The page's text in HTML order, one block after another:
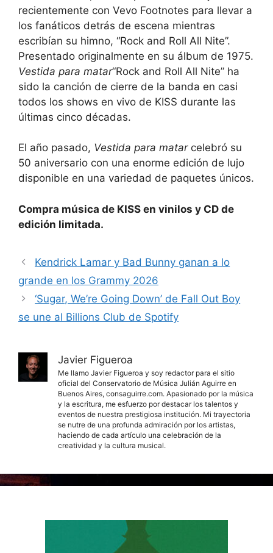
recientemente con Vevo Footnotes para llevar a
los fanáticos detrás de escena mientras
escribían su himno, “Rock and Roll All Nite”.
Presentado originalmente en su álbum de 1975.
Vestida para matar“Rock and Roll All Nite” ha
sido la canción de cierre de la banda en casi
todos los shows en vivo de KISS durante las
últimas cinco décadas.
El año pasado, Vestida para matarcelebró su
50 aniversario con una enorme edición de lujo
disponible en una variedad de paquetes únicos.
Compra música de KISS en vinilos y CD de
edición limitada.
Kendrick Lamar y Bad Bunny ganan a lo
grande en los Grammy 2026
‘Sugar, We’re Going Down’ de Fall Out Boy
se une al Billions Club de Spotify
Javier Figueroa
Me llamo Javier Figueroa y soy redactor para el sitio
oficial del Conservatorio de Música Julián Aguirre en
Buenos Aires, consaguirre.com. Apasionado por la música
y la escritura, me esfuerzo por destacar los talentos y
eventos de nuestra prestigiosa institución. Mi trayectoria
se nutre de una profunda admiración por los artistas,
haciendo de cada artículo una celebración de la
creatividad y la cultura musical.